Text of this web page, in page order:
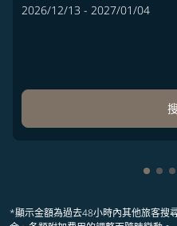
2026/12/13 - 2027/01/04
顯示
顯
*顯示金額為過去48小時內其他旅客搜